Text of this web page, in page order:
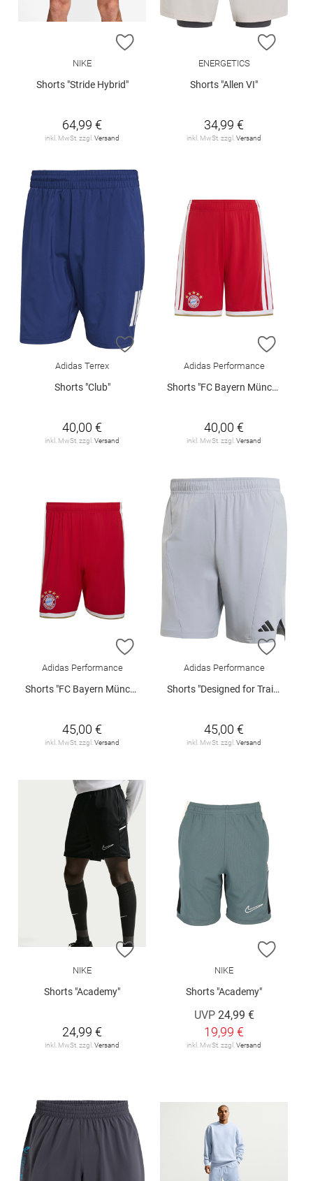
ZUR WUNSCHLISTE HINZUFÜGEN
NIKE
Shorts "Stride Hybrid"
64,99 €
inkl. MwSt. zzgl. Versand
ZUR
ENERGETICS
Shorts "Allen VI"
34,99 €
inkl. MwSt. zzgl. Versand
ZUR WUNSCHLISTE HINZUFÜGEN
Adidas Terrex
Shorts "Club"
40,00 €
inkl. MwSt. zzgl. Versand
ZUR
Adidas Performance
Shorts "FC Bayern München Heimtrikot"
40,00 €
inkl. MwSt. zzgl. Versand
ZUR WUNSCHLISTE HINZUFÜGEN
Adidas Performance
Shorts "FC Bayern München Heimtrikot"
45,00 €
inkl. MwSt. zzgl.Versand
ZUR
Adidas Performance
Shorts "Designed for Training"
45,00 €
inkl. MwSt. zzgl.Versand
ZUR WUNSCHLISTE HINZUFÜGEN
NIKE
Shorts "Academy"
24,99 €
inkl. MwSt. zzgl.Versand
ZUR
NIKE
Shorts "Academy"
UVP 24,99 €
19,99 €
inkl. MwSt. zzgl.Versand